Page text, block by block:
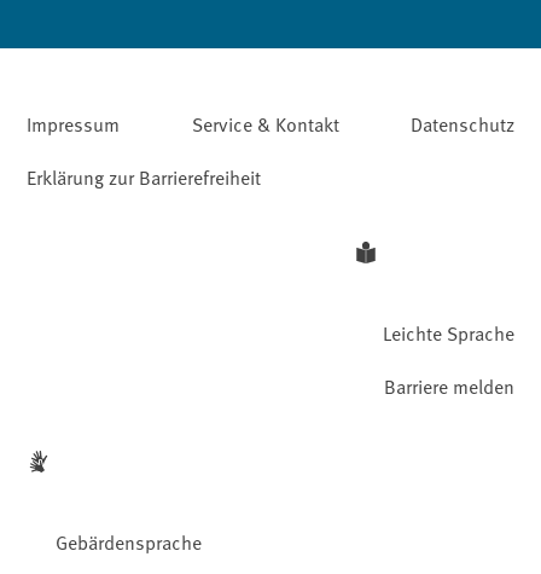
Impressum Service & Kontakt
Datenschutz
Erklärung zur Barrierefreiheit
Leichte Sprache
Gebärdensprache
Barriere melden